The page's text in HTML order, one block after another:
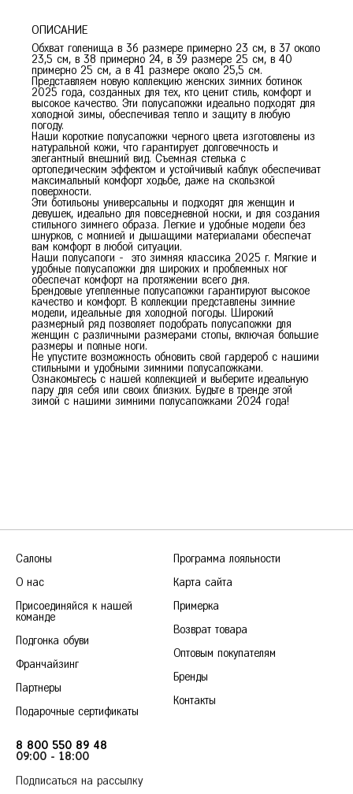
ОПИСАНИЕ
Обхват голенища в 36 размере примерно 23 см, в 37 около
23,5 см, в 38 примерно 24, в 39 размере 25 см, в 40
примерно 25 см, а в 41 размере около 25,5 см.
Представляем новую коллекцию женских зимних ботинок
2025 года, созданных для тех, кто ценит стиль, комфорт и
высокое качество. Эти полусапожки идеально подходят для
холодной зимы, обеспечивая тепло и защиту в любую
погоду.
Наши короткие полусапожки черного цвета изготовлены из
натуральной кожи, что гарантирует долговечность и
элегантный внешний вид. Съемная стелька с
ортопедическим эффектом и устойчивый каблук обеспечиват
максимальный комфорт ходьбе, даже на скользкой
поверхности.
Эти ботильоны универсальны и подходят для женщин и
девушек, идеально для повседневной носки, и для создания
стильного зимнего образа. Легкие и удобные модели без
шнурков, с молнией и дышащими материалами обеспечат
вам комфорт в любой ситуации.
Наши полусапоги - это зимняя классика 2025 г. Мягкие и
удобные полусапожки для широких и проблемных ног
обеспечат комфорт на протяжении всего дня.
Брендовые утепленные полусапожки гарантируют высокое
качество и комфорт. В коллекции представлены зимние
модели, идеальные для холодной погоды. Широкий
размерный ряд позволяет подобрать полусапожки для
женщин с различными размерами стопы, включая большие
размеры и полные ноги.
Не упустите возможность обновить свой гардероб с нашими
стильными и удобными зимними полусапожками.
Ознакомьтесь с нашей коллекцией и выберите идеальную
пару для себя или своих близких. Будьте в тренде этой
зимой с нашими зимними полусапожками 2024 года!
Салоны
О нас
Присоединяйся к нашей
команде
Подгонка обуви
Франчайзинг
Партнеры
Подарочные сертификаты
Программа лояльности
Карта сайта
Примерка
Возврат товара
Оптовым покупателям
Бренды
Контакты
8 800 550 89 48
09:00 - 18:00
Подписаться на рассылку
36 37 38 39 40